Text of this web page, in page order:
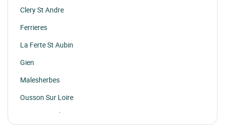
Clery St Andre
Ferrieres
La Ferte St Aubin
Gien
Malesherbes
Ousson Sur Loire
St Jean Le Blanc